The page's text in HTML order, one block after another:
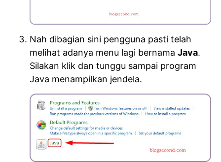
Nah dibagian sini pengguna pasti telah
melihat adanya menu lagi bernama Java.
Silakan klik dan tunggu sampai program
Java menampilkan jendela.